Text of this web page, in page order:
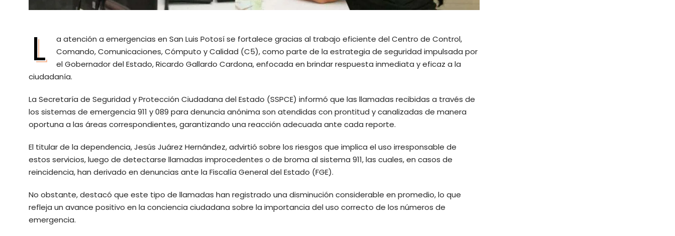
L
a atención a emergencias en San Luis Potosí se fortalece gracias al trabajo eficiente del Centro de Control,
Comando, Comunicaciones, Cómputo y Calidad (C5), como parte de la estrategia de seguridad impulsada por
el Gobernador del Estado, Ricardo Gallardo Cardona, enfocada en brindar respuesta inmediata y eficaz a la
ciudadanía.
La Secretaría de Seguridad y Protección Ciudadana del Estado (SSPCE) informó que las llamadas recibidas a través de
los sistemas de emergencia 911 y 089 para denuncia anónima son atendidas con prontitud y canalizadas de manera
oportuna a las áreas correspondientes, garantizando una reacción adecuada ante cada reporte.
El titular de la dependencia, Jesús Juárez Hernández, advirtió sobre los riesgos que implica el uso irresponsable de
estos servicios, luego de detectarse llamadas improcedentes o de broma al sistema 911, las cuales, en casos de
reincidencia, han derivado en denuncias ante la Fiscalía General del Estado (FGE).
No obstante, destacó que este tipo de llamadas han registrado una disminución considerable en promedio, lo que
refleja un avance positivo en la conciencia ciudadana sobre la importancia del uso correcto de los números de
emergencia.